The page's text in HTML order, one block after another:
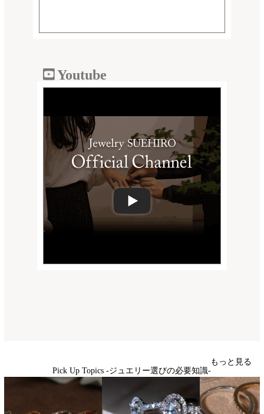
Youtube
Pick Up Topics -ジュエリー選びの必要知識-
もっと見る